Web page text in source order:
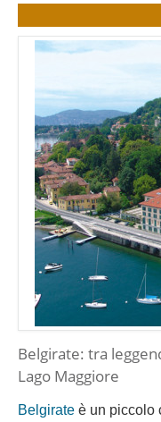
Belgirate: tra
Lago Maggiore
Belgirate è un piccolo